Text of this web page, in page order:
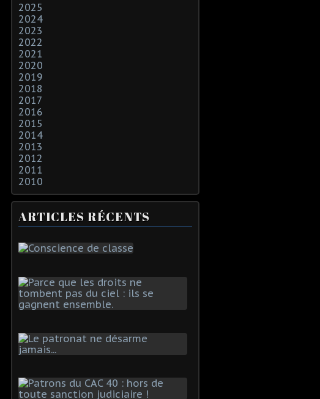
2025
2024
2023
2022
2021
2020
2019
2018
2017
2016
2015
2014
2013
2012
2011
2010
ARTICLES RÉCENTS